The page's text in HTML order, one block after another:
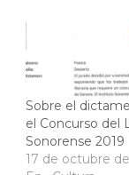
Sobre el
el Concurso del
Sonorense 2019
17 de octubre